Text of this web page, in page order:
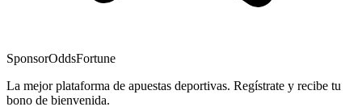
SponsorOddsFortune
La mejor plataforma de apuestas deportivas. Regístrate y recibe tu
bono de bienvenida.